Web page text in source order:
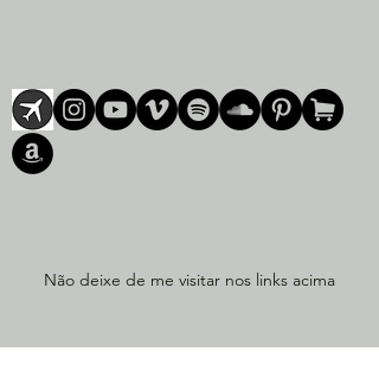
Não deixe de me visitar nos links acima